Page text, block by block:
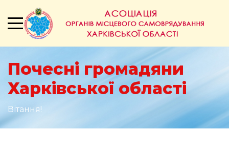
Почесні громадяни
Харківської області
Вітання!